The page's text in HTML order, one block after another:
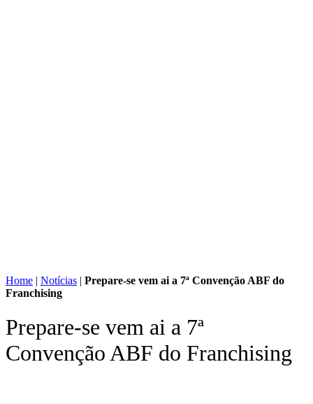
Home | Notícias | Prepare-se vem ai a 7ª Convenção ABF do
Franchising
Prepare-se vem ai a 7ª
Convenção ABF do Franchising